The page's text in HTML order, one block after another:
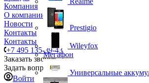
Компания
О компании
Новости
Контакты
Контакты
+7 495 135-39-43
Заказать звонок
Задать вопрос
Войти
Prestigio
Wileyfox
Мегафон
Универсальные